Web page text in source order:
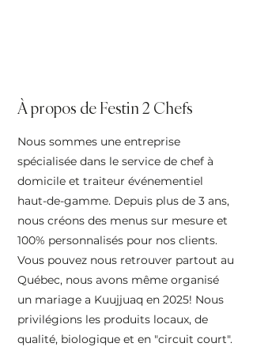
À propos de Festin 2 Chefs
Nous sommes une entreprise
spécialisée dans le service de chef à
domicile et traiteur événementiel
haut-de-gamme. Depuis plus de 3 ans,
nous créons des menus sur mesure et
100% personnalisés pour nos clients.
Vous pouvez nous retrouver partout au
Québec, nous avons même organisé
un mariage a Kuujjuaq en 2025! Nous
privilégions les produits locaux, de
qualité, biologique et en "circuit court".